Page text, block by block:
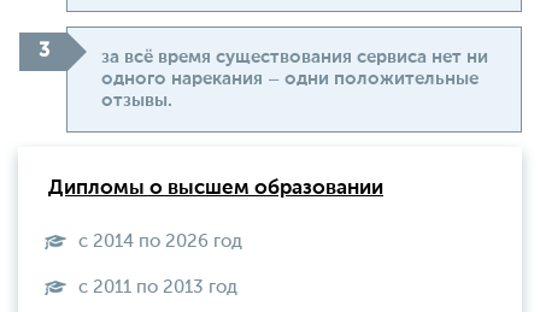
за всё время существования сервиса нет ни
одного нарекания – одни положительные
отзывы.
Дипломы о высшем образовании
с 2014 по 2026 год
с 2011 по 2013 год